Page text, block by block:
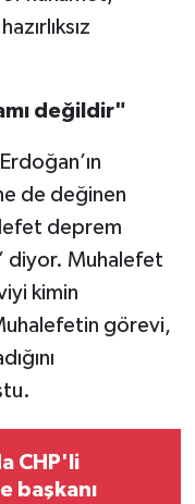
değildir"
de değinen
deprem
diyor. Muhalefet
kimin
görevi,
CHP'li
başkanı